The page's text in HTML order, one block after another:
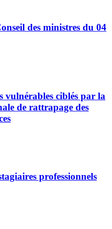
des ministres du 04
vulnérables ciblés par la
de rattrapage des
professionnels